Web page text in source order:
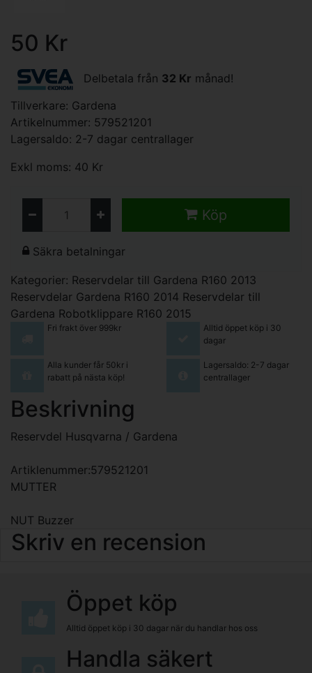
50 Kr
Delbetala från 32 Kr månad!
Tillverkare: Gardena
Artikelnummer: 579521201
Lagersaldo: 2-7 dagar centrallager
Exkl moms: 40 Kr
Köp
Säkra betalningar
Kategorier: Reservdelar till Gardena R160 2013
Reservdelar Gardena R160 2014 Reservdelar till
Gardena Robotklippare R160 2015
Fri frakt över 999kr
Alltid öppet köp i 30
dagar
Alla kunder får 50kr i
rabatt på nästa köp!
Lagersaldo: 2-7 dagar
centrallager
Beskrivning
Reservdel Husqvarna / Gardena
Artiklenummer:579521201
MUTTER
NUT Buzzer
Skriv en recension
Öppet köp
Alltid öppet köp i 30 dagar när du handlar hos oss
Handla säkert